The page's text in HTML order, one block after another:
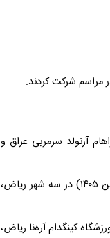
مراسم شرکت کردند.
آرنولد سرمربی عراق و
این مسابقات از تاریخ ۷ ژانویه تا ۵ فوریه ۲۰۲۷(۱۷ دی تا ۱۶ بهمن ۱۴۰۵) در سه شهر ریاض،
کینگدام آره‌نا ریاض،